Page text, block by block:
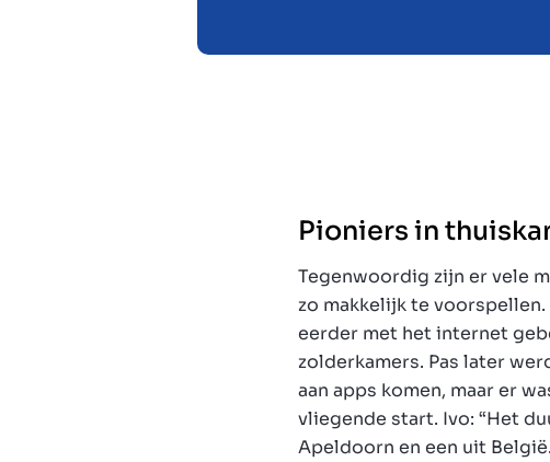
Pioniers in
Tegenwoordig zijn er vele
zo makkelijk te voorspellen.
eerder met het internet
zolderkamers. Pas later
aan apps komen, maar er
vliegende start. Ivo: “Het
Apeldoorn en een uit